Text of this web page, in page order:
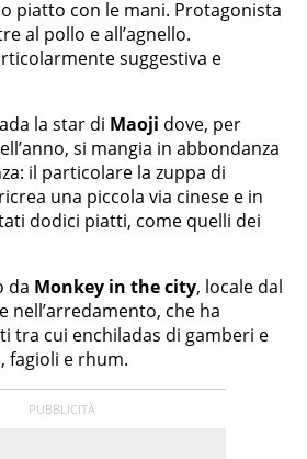
piatto con le mani. Protagonista
al pollo e all’agnello.
suggestiva e
la star di Maoji dove, per
si mangia in abbondanza
il particolare la zuppa di
una piccola via cinese e in
dodici piatti, come quelli dei
da Monkey in the city, locale dal
nell’arredamento, che ha
tra cui enchiladas di gamberi e
fagioli e rhum.